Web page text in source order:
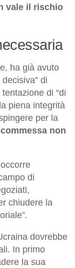
vale il rischio
ha già avuto
di
di “di
piena integrità
per la
non
di
chiudere la
dovrebbe
In primo
la sua